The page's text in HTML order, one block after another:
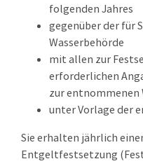
folgenden Jahres
gegenüber der für
Wasserbehörde
mit allen zur
erforderlichen
zur entnommenen
unter Vorlage der
Sie erhalten jährlich
Entgeltfestsetzung